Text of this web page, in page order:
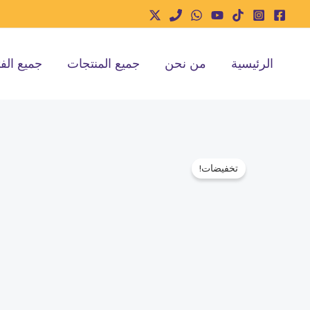
تخطي
إلى
الرئيسية من نحن جميع المنتجات جميع
تخفيضات!